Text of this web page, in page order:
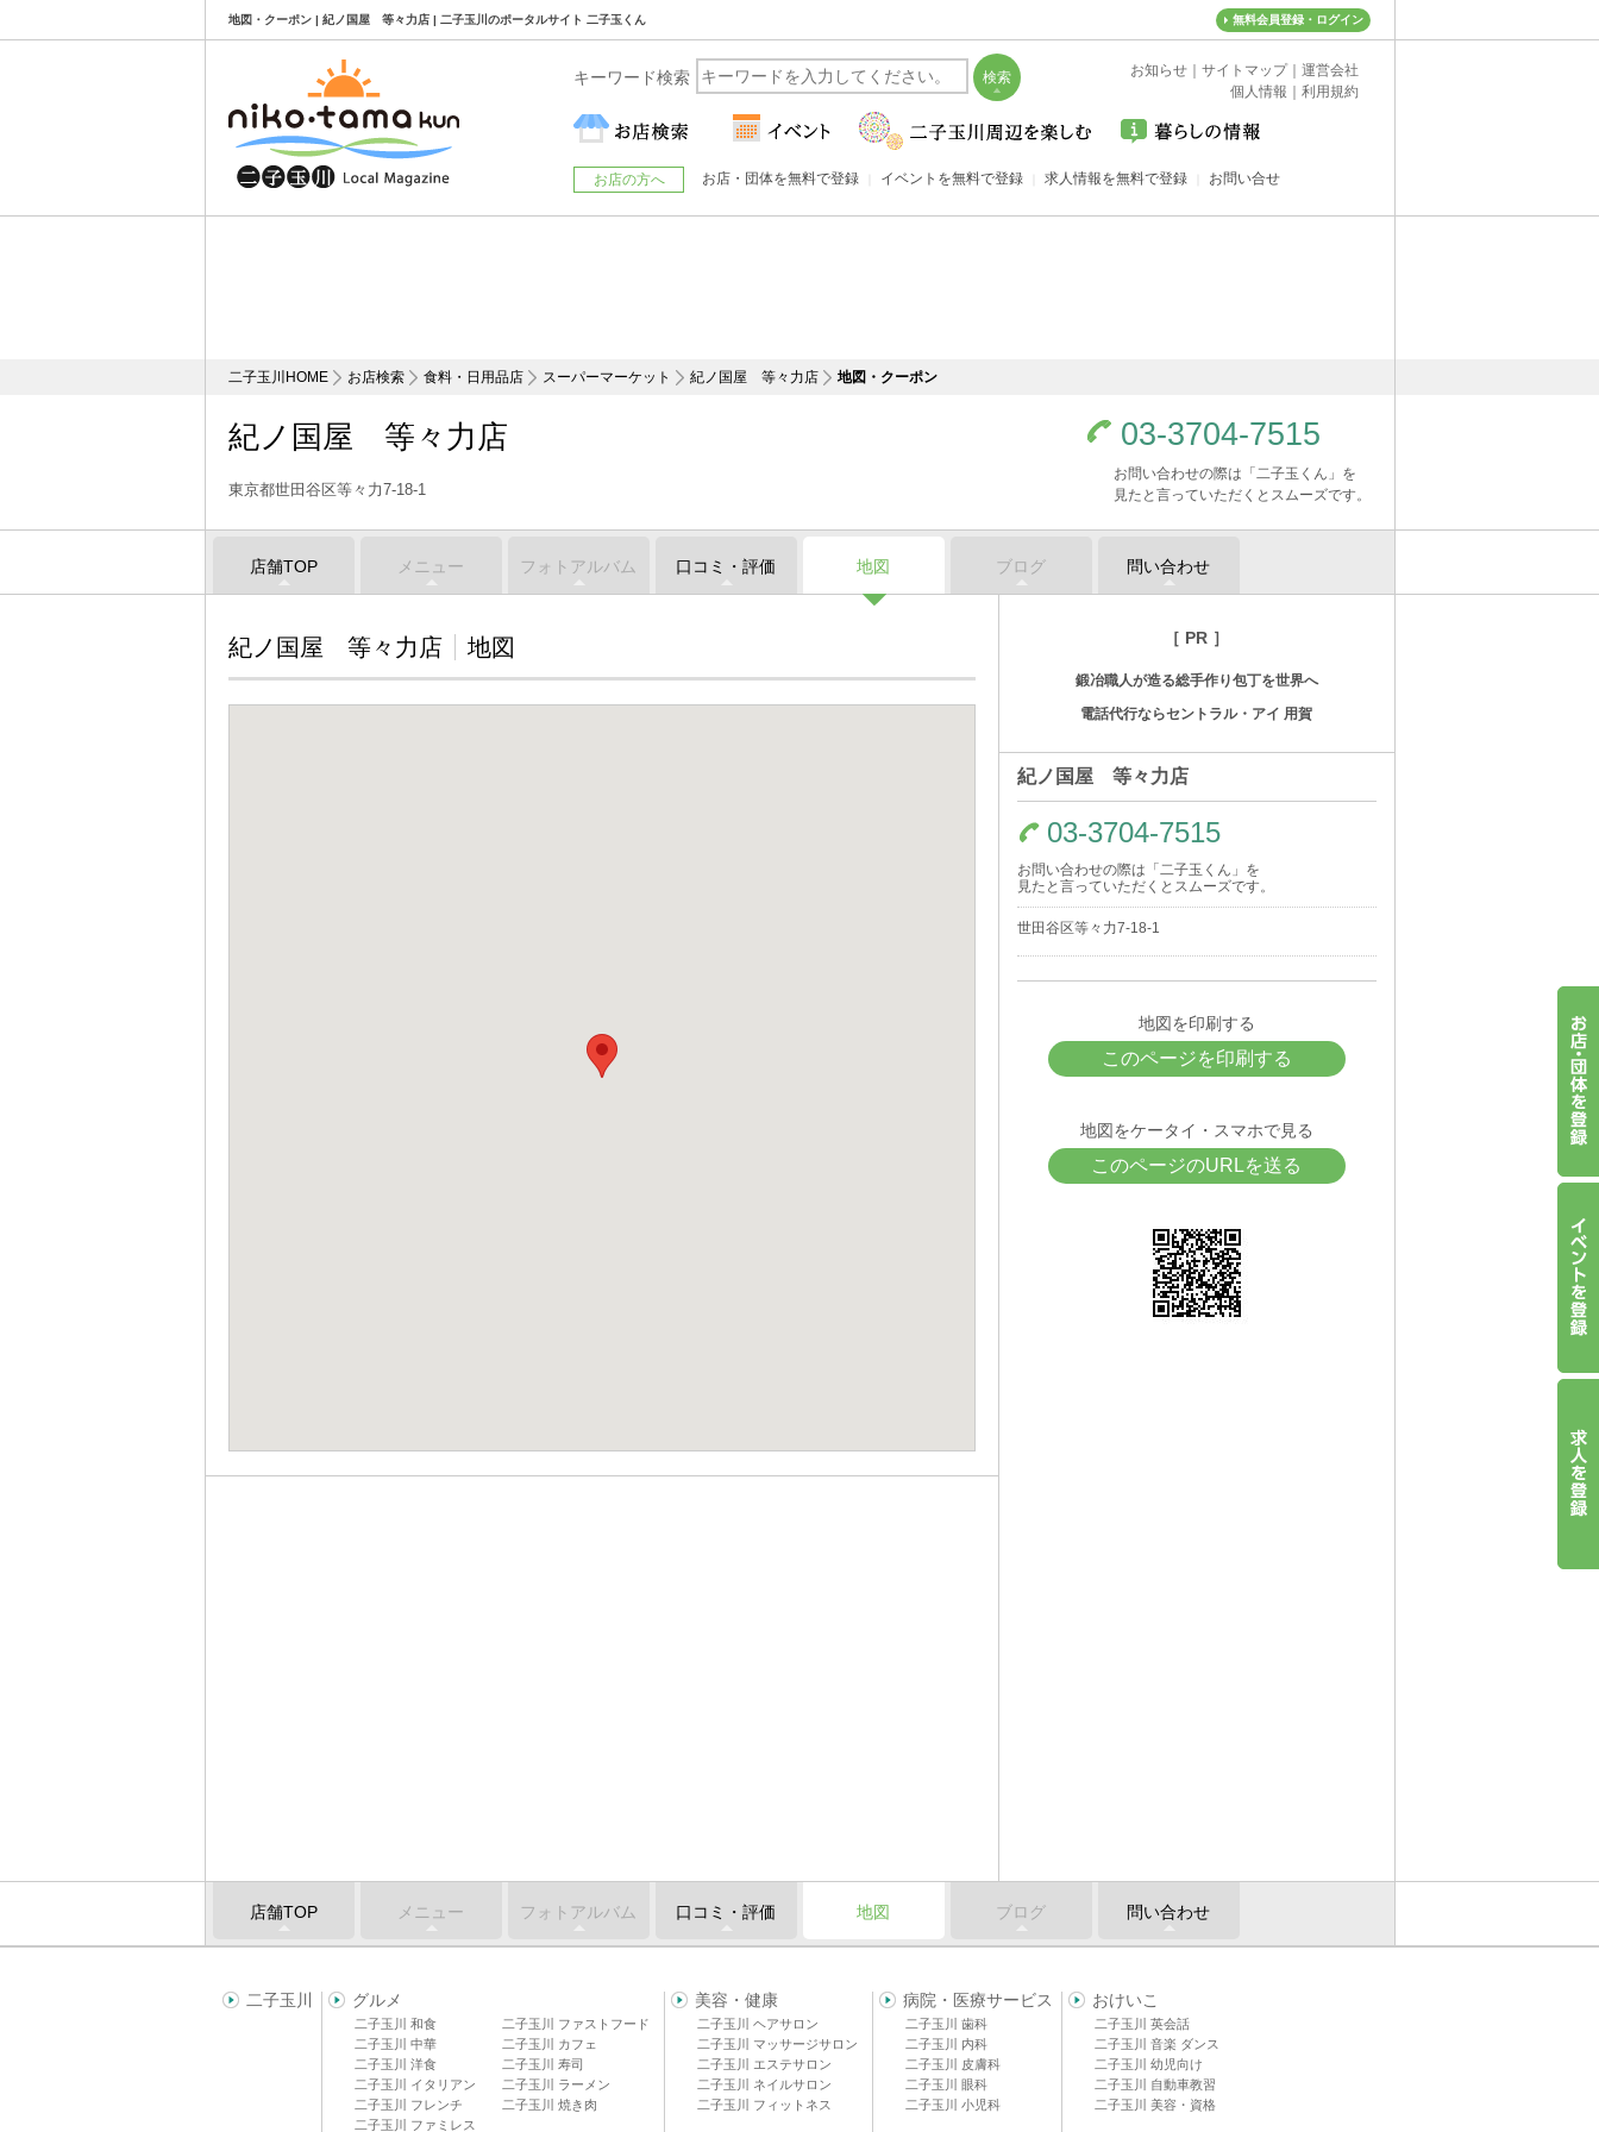
地図・クーポン | 紀ノ国屋 等々力店 | 二子玉川のポータルサイト 二子玉くん 無料会員登録・ログイン
二子玉川HOME お店検索 食料・日用品店 スーパーマーケット 紀ノ国屋 等々力店 地図・クーポン
紀ノ国屋 等々力店
東京都世田谷区等々力7-18-1
03-3704-7515
お問い合わせの際は「二子玉くん」を
見たと言っていただくとスムーズです。
店舗TOP メニュー フォトアルバム 口コミ・評価 地図 ブログ 問い合わせ
紀ノ国屋 等々力店 地図 ［ PR ］
鍛冶職人が造る総手作り包丁を世界へ
電話代行ならセントラル・アイ 用賀
紀ノ国屋 等々力店
03-3704-7515
お問い合わせの際は「二子玉くん」を
見たと言っていただくとスムーズです。
世田谷区等々力7-18-1
地図を印刷する
このページを印刷する
地図をケータイ・スマホで見る
このページのURLを送る
店舗TOP メニュー フォトアルバム 口コミ・評価 地図 ブログ 問い合わせ
二子玉川 グルメ
二子玉川 和食
二子玉川 中華
二子玉川 洋食
二子玉川 イタリアン
二子玉川 フレンチ
二子玉川 ファミレス
二子玉川 ファストフード
二子玉川 カフェ
二子玉川 寿司
二子玉川 ラーメン
二子玉川 焼き肉
美容・健康
二子玉川 ヘアサロン
二子玉川 マッサージサロン
二子玉川 エステサロン
二子玉川 ネイルサロン
二子玉川 フィットネス
病院・医療サービス
二子玉川 歯科
二子玉川 内科
二子玉川 皮膚科
二子玉川 眼科
二子玉川 小児科
おけいこ
二子玉川 英会話
二子玉川 音楽 ダンス
二子玉川 幼児向け
二子玉川 自動車教習
二子玉川 美容・資格
キーワード検索 お知らせ サイトマップ｜ 運営会社
個人情報
利用規約
お店の方へ お店・団体を無料で登録 イベントを無料で登録 求人情報を無料で登録 お問い合せ